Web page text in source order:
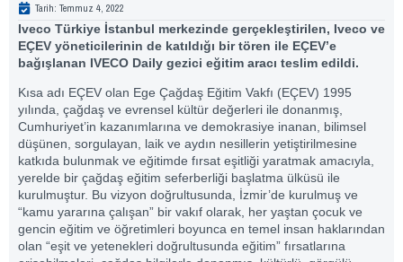
Tarih: Temmuz 4, 2022
Iveco Türkiye İstanbul merkezinde gerçekleştirilen, Iveco ve
EÇEV yöneticilerinin de katıldığı bir tören ile EÇEV’e
bağışlanan IVECO Daily gezici eğitim aracı teslim edildi.
Kısa adı EÇEV olan Ege Çağdaş Eğitim Vakfı (EÇEV) 1995
yılında, çağdaş ve evrensel kültür değerleri ile donanmış,
Cumhuriyet’in kazanımlarına ve demokrasiye inanan, bilimsel
düşünen, sorgulayan, laik ve aydın nesillerin yetiştirilmesine
katkıda bulunmak ve eğitimde fırsat eşitliği yaratmak amacıyla,
yerelde bir çağdaş eğitim seferberliği başlatma ülküsü ile
kurulmuştur. Bu vizyon doğrultusunda, İzmir’de kurulmuş ve
“kamu yararına çalışan” bir vakıf olarak, her yaştan çocuk ve
gencin eğitim ve öğretimleri boyunca en temel insan haklarından
olan “eşit ve yetenekleri doğrultusunda eğitim” fırsatlarına